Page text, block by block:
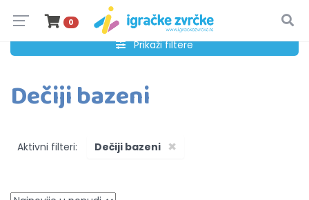
0
Prikaži filtere
Dečiji bazeni
Aktivni filteri: ×
Dečiji bazeni